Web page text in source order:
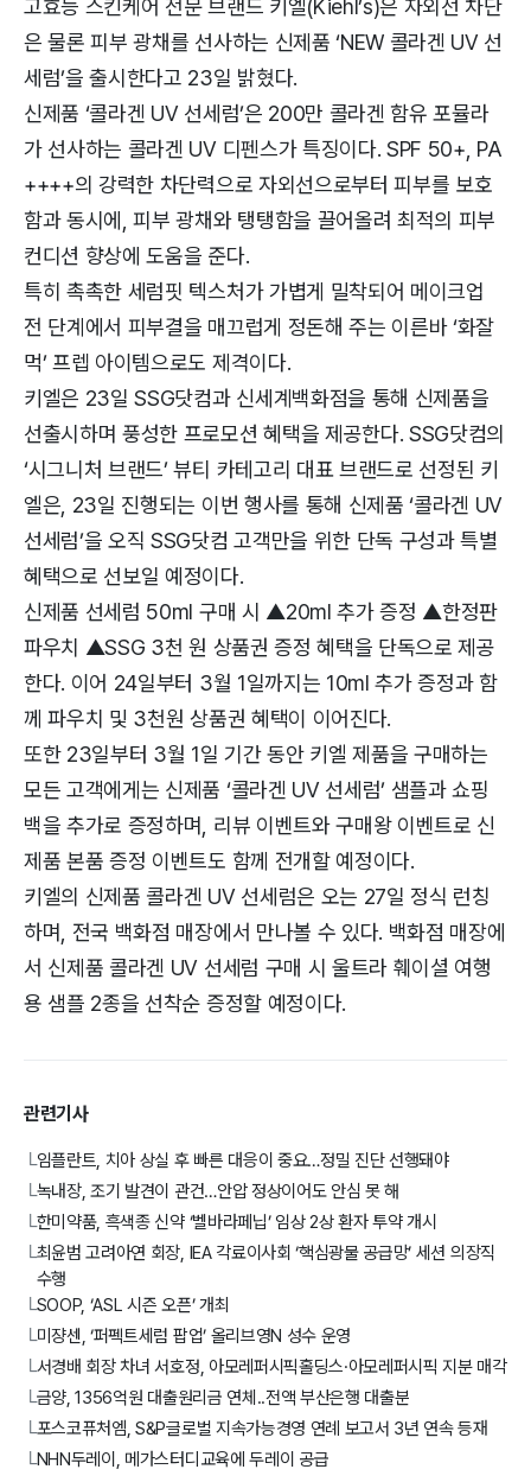
고효능 스킨케어 전문 브랜드 키엘(Kiehl’s)은 자외선 차단
은 물론 피부 광채를 선사하는 신제품 ‘NEW 콜라겐 UV 선
세럼’을 출시한다고 23일 밝혔다.
신제품 ‘콜라겐 UV 선세럼’은 200만 콜라겐 함유 포뮬라
가 선사하는 콜라겐 UV 디펜스가 특징이다. SPF 50+, PA
++++의 강력한 차단력으로 자외선으로부터 피부를 보호
함과 동시에, 피부 광채와 탱탱함을 끌어올려 최적의 피부
컨디션 향상에 도움을 준다.
특히 촉촉한 세럼핏 텍스처가 가볍게 밀착되어 메이크업
전 단계에서 피부결을 매끄럽게 정돈해 주는 이른바 ‘화잘
먹’ 프렙 아이템으로도 제격이다.
키엘은 23일 SSG닷컴과 신세계백화점을 통해 신제품을
선출시하며 풍성한 프로모션 혜택을 제공한다. SSG닷컴의
‘시그니처 브랜드’ 뷰티 카테고리 대표 브랜드로 선정된 키
엘은, 23일 진행되는 이번 행사를 통해 신제품 ‘콜라겐 UV
선세럼’을 오직 SSG닷컴 고객만을 위한 단독 구성과 특별
혜택으로 선보일 예정이다.
신제품 선세럼 50ml 구매 시 ▲20ml 추가 증정 ▲한정판
파우치 ▲SSG 3천 원 상품권 증정 혜택을 단독으로 제공
한다. 이어 24일부터 3월 1일까지는 10ml 추가 증정과 함
께 파우치 및 3천원 상품권 혜택이 이어진다.
또한 23일부터 3월 1일 기간 동안 키엘 제품을 구매하는
모든 고객에게는 신제품 ‘콜라겐 UV 선세럼’ 샘플과 쇼핑
백을 추가로 증정하며, 리뷰 이벤트와 구매왕 이벤트로 신
제품 본품 증정 이벤트도 함께 전개할 예정이다.
키엘의 신제품 콜라겐 UV 선세럼은 오는 27일 정식 런칭
하며, 전국 백화점 매장에서 만나볼 수 있다. 백화점 매장에
서 신제품 콜라겐 UV 선세럼 구매 시 울트라 훼이셜 여행
용 샘플 2종을 선착순 증정할 예정이다.
관련기사
└임플란트, 치아 상실 후 빠른 대응이 중요…정밀 진단 선행돼야
└녹내장, 조기 발견이 관건…안압 정상이어도 안심 못 해
└한미약품, 흑색종 신약 ‘벨바라페닙’ 임상 2상 환자 투약 개시
└최윤범 고려아연 회장, IEA 각료이사회 ‘핵심광물 공급망’ 세션 의장직
수행
└SOOP, ‘ASL 시즌 오픈’ 개최
└미쟝센, ‘퍼펙트세럼 팝업’ 올리브영N 성수 운영
└서경배 회장 차녀 서호정, 아모레퍼시픽홀딩스·아모레퍼시픽 지분 매각
└금양, 1356억원 대출원리금 연체..전액 부산은행 대출분
└포스코퓨처엠, S&P글로벌 지속가능경영 연례 보고서 3년 연속 등재
└NHN두레이, 메가스터디교육에 두레이 공급